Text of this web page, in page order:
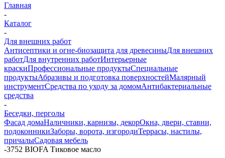
Главная
-
Каталог
-
Для внешних работ
Антисептики и огне-биозащита для древесиныДля внешних
работДля внутренних работИнтерьерные
краскиПрофессиональные продуктыСпециальные
продуктыАбразивы и подготовка поверхностейМалярный
инструментСредства по уходу за домомАнтибактериальные
средства
-
Беседки, перголы
Фасад домаНаличники, карнизы, декорОкна, двери, ставни,
подоконникиЗаборы, ворота, изгородиТеррасы, настилы,
причалыСадовая мебель
-3752 BIOFA Тиковое масло